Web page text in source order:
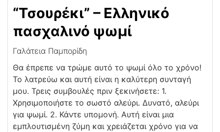
“Τσουρέκι” – Ελληνικό
πασχαλινό ψωμί
Γαλάτεια Παμπορίδη
Θα έπρεπε να τρώμε αυτό το ψωμί όλο το χρόνο!
Το λατρεύω και αυτή είναι η καλύτερη συνταγή
μου. Τρεις συμβουλές πριν ξεκινήσετε: 1.
Χρησιμοποιήστε το σωστό αλεύρι. Δυνατό, αλεύρι
για ψωμί. 2. Κάντε υπομονή. Αυτή είναι μια
εμπλουτισμένη ζύμη και χρειάζεται χρόνο για να